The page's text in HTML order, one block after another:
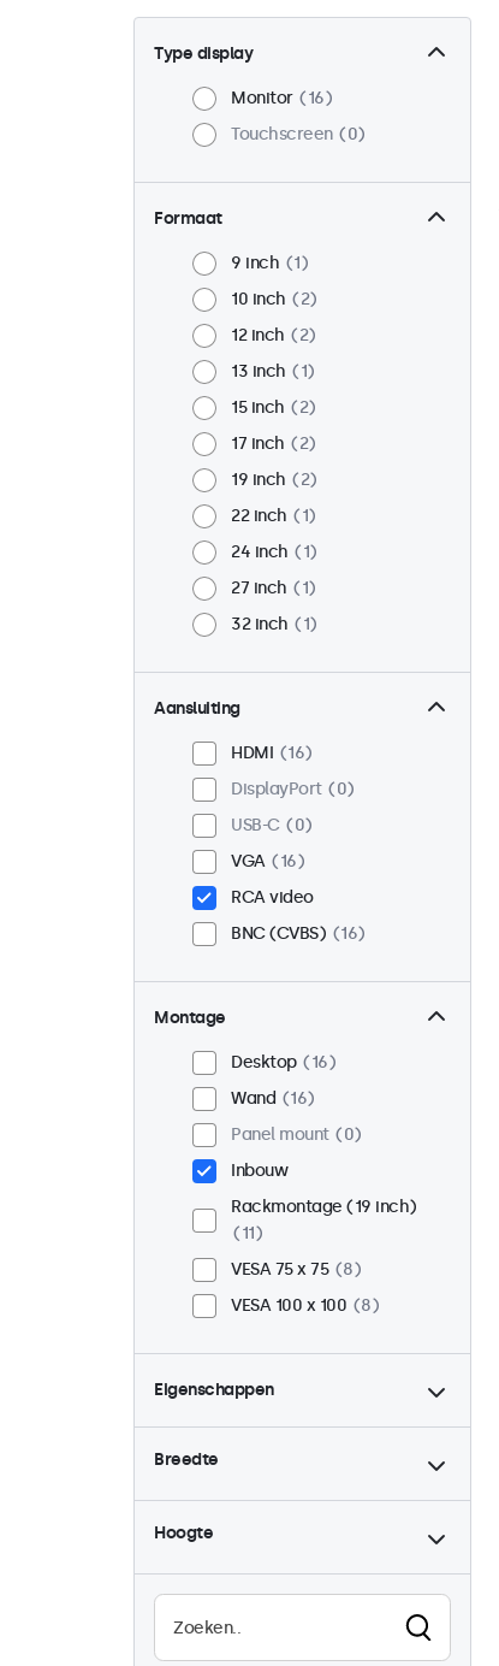
Type display
Monitor
16
Touchscreen
0
Formaat
9 inch
1
10 inch
2
12 inch
2
13 inch
1
15 inch
2
17 inch
2
19 inch
2
22 inch
1
24 inch
1
27 inch
1
32 inch
1
Aansluiting
HDMI
16
DisplayPort
0
USB-C
0
VGA
16
RCA video
BNC (CVBS)
16
Montage
Desktop
16
Wand
16
Panel mount
0
Inbouw
Rackmontage (19 inch)
11
VESA 75 x 75
8
VESA 100 x 100
8
Eigenschappen
4:3 / 5:4
5
Dimbaar
16
High-brightness
0
Breedte
Hoogte